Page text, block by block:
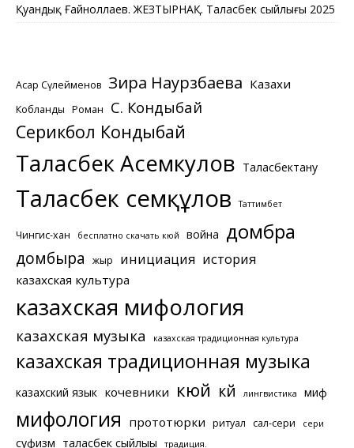
Қуандық Ғайноллаев. ЖЕЗТЫРНАҚ. Таласбек сыйлығы 2025
Асқар Сүлейменов Зира Наурзбаева Казахи
Кобланды Роман С. Кондыбай
Серикбол Кондыбай
Таласбек Асемкулов Таласбектану
Таласбек Әсемқұлов Таттимбет
Чингис-хан бесплатно скачать кюй война домбра
домбыра жыр инициация история
казахская культура
казахская мифология
казахская музыка казахская традиционная культура
казахская традиционная музыка
казахский язык кочевники кюй күй лингвистика миф
мифология прототюрки ритуал сал-сери сери
суфизм таласбек сыйлығы традиция.